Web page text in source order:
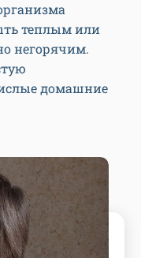
теплым или
негорячим.
домашние